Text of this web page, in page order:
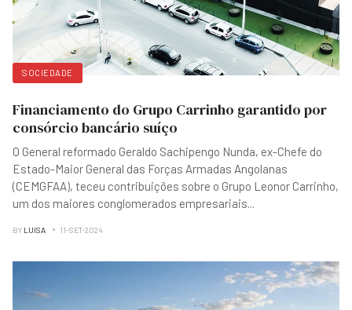
SOCIEDADE
Financiamento do Grupo Carrinho garantido por
consórcio bancário suíço
O General reformado Geraldo Sachipengo Nunda, ex-Chefe do
Estado-Maior General das Forças Armadas Angolanas
(CEMGFAA), teceu contribuições sobre o Grupo Leonor Carrinho,
um dos maiores conglomerados empresariais
BY LUISA 11-SET-2024